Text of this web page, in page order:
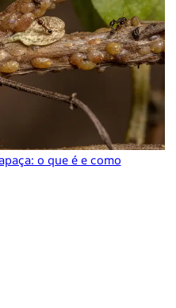
o que é e como